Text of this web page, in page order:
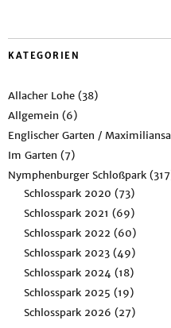
KATEGORIEN
Allacher Lohe (38)
Allgemein (6)
Englischer Garten /
Im Garten (7)
Nymphenburger Schloßpark
Schlosspark 2020 (73)
Schlosspark 2021 (69)
Schlosspark 2022 (60)
Schlosspark 2023 (49)
Schlosspark 2024 (18)
Schlosspark 2025 (19)
Schlosspark 2026 (27)